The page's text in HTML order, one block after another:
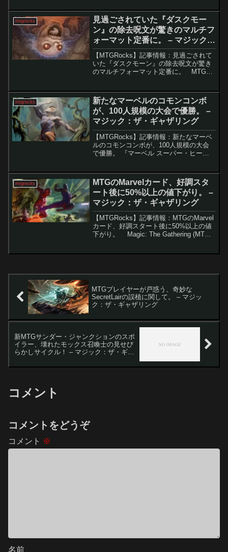
アル向けと思われていた伝説の5色クリー
チャー...
mtgrocks
見過ごされていた『ダスクモー
ン』の除去呪文が驚きのマルチフ
ォーマット定番に。 – マジック：
ザ・ギャザリング
【MTGRocks】記事情報：見過ごされて
いた『ダスクモーン』の除去呪文が驚き
のマルチフォーマット定番に。 MTGの
まなフォーマットで注目を集めていま
す。この一見地...
mtgrocks
新たなマーベルのコモンコンボ
が、100人規模の大会で優勝。 –
マジック：ザ・ギャザリング
【MTGRocks】記事情報：新たなマーベ
ルのコモンコンボが、100人規模の大会
で優勝。 『マーベル スーパー・ヒーロ
ル スーパー・ヒーローズ』のリリースか
らわずか4日...
mtgrocks
MTGのMarvelカード、好調スタ
ート後に50%以上の値下がり。 –
マジック：ザ・ギャザリング
【MTGRocks】記事情報：MTGのMarvel
カード、好調スタート後に50%以上の値
下がり。 Magic: The Gathering (MTG)
MTGプレイヤーが戸惑う、奇妙な
SecretLairの誤植に関して。 – マジッ
ク：ザ・ギャザリング
新MTGサンダー・ジャンクションのスポ
イラー、壊れたモックス召喚士の見せび
らかしサイクル！ – マジック：ザ・ギャ
コメント
コメントをどうぞ
コメント ※
名前